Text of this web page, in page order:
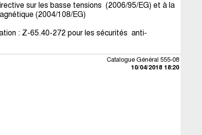
sur les basse tensions (2006/95/EG) et à la
(2004/108/EG)
: Z-65.40-272 pour les sécurités anti-
Catalogue Général 555-08
10/04/2018 18:20